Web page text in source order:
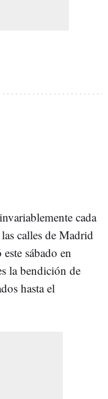
cada
calles de Madrid
sábado en
la bendición de
hasta el